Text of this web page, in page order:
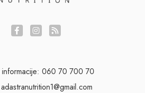
informacije: 060 70 700 70